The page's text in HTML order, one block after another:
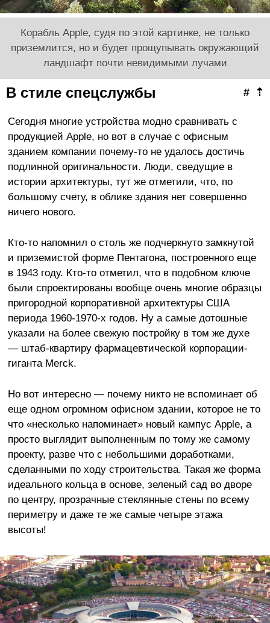
Корабль Apple, судя по этой картинке, не только
приземлится, но и будет прощупывать окружающий
ландшафт почти невидимыми лучами
⇡
#
В стиле спецслужбы
Сегодня многие устройства модно сравнивать с
продукцией Apple, но вот в случае с офисным
зданием компании почему-то не удалось достичь
подлинной оригинальности. Люди, сведущие в
истории архитектуры, тут же отметили, что, по
большому счету, в облике здания нет совершенно
ничего нового.
Кто-то напомнил о столь же подчеркнуто замкнутой
и приземистой форме Пентагона, построенного еще
в 1943 году. Кто-то отметил, что в подобном ключе
были спроектированы вообще очень многие образцы
пригородной корпоративной архитектуры США
периода 1960-1970-х годов. Ну а самые дотошные
указали на более свежую постройку в том же духе
— штаб-квартиру фармацевтической корпорации-
гиганта Merck.
Но вот интересно — почему никто не вспоминает об
еще одном огромном офисном здании, которое не то
что «несколько напоминает» новый кампус Apple, а
просто выглядит выполненным по тому же самому
проекту, разве что с небольшими доработками,
сделанными по ходу строительства. Такая же форма
идеального кольца в основе, зеленый сад во дворе
по центру, прозрачные стеклянные стены по всему
периметру и даже те же самые четыре этажа
высоты!